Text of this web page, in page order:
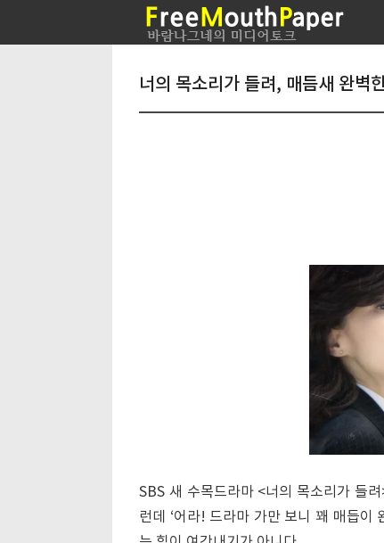
너의 목소리가 들려, 매듬새 완벽
SBS 새 수목드라마 <너의 목소리가 들
런데 ‘어라! 드라마 가만 보니 꽤 매듭이